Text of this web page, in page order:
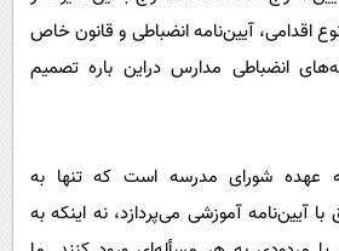
اقدامی، آیین‌نامه انضباطی و قانون خاص
انضباطی مدارس دراین باره تصمیم
عهده شورای مدرسه است که تنها به
آموزشی می‌پردازد، نه اینکه به